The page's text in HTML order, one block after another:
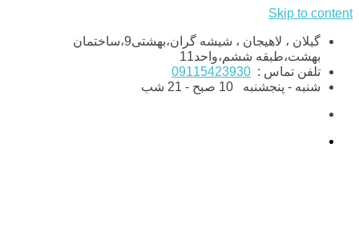
Skip to content
گیلان ، لاهیجان ، شیشه گران،بهشتی9،ساختمان
بهشت،طبقه ششم،واحد11
تلفن تماس : 09115423930
شنبه - پنجشنبه